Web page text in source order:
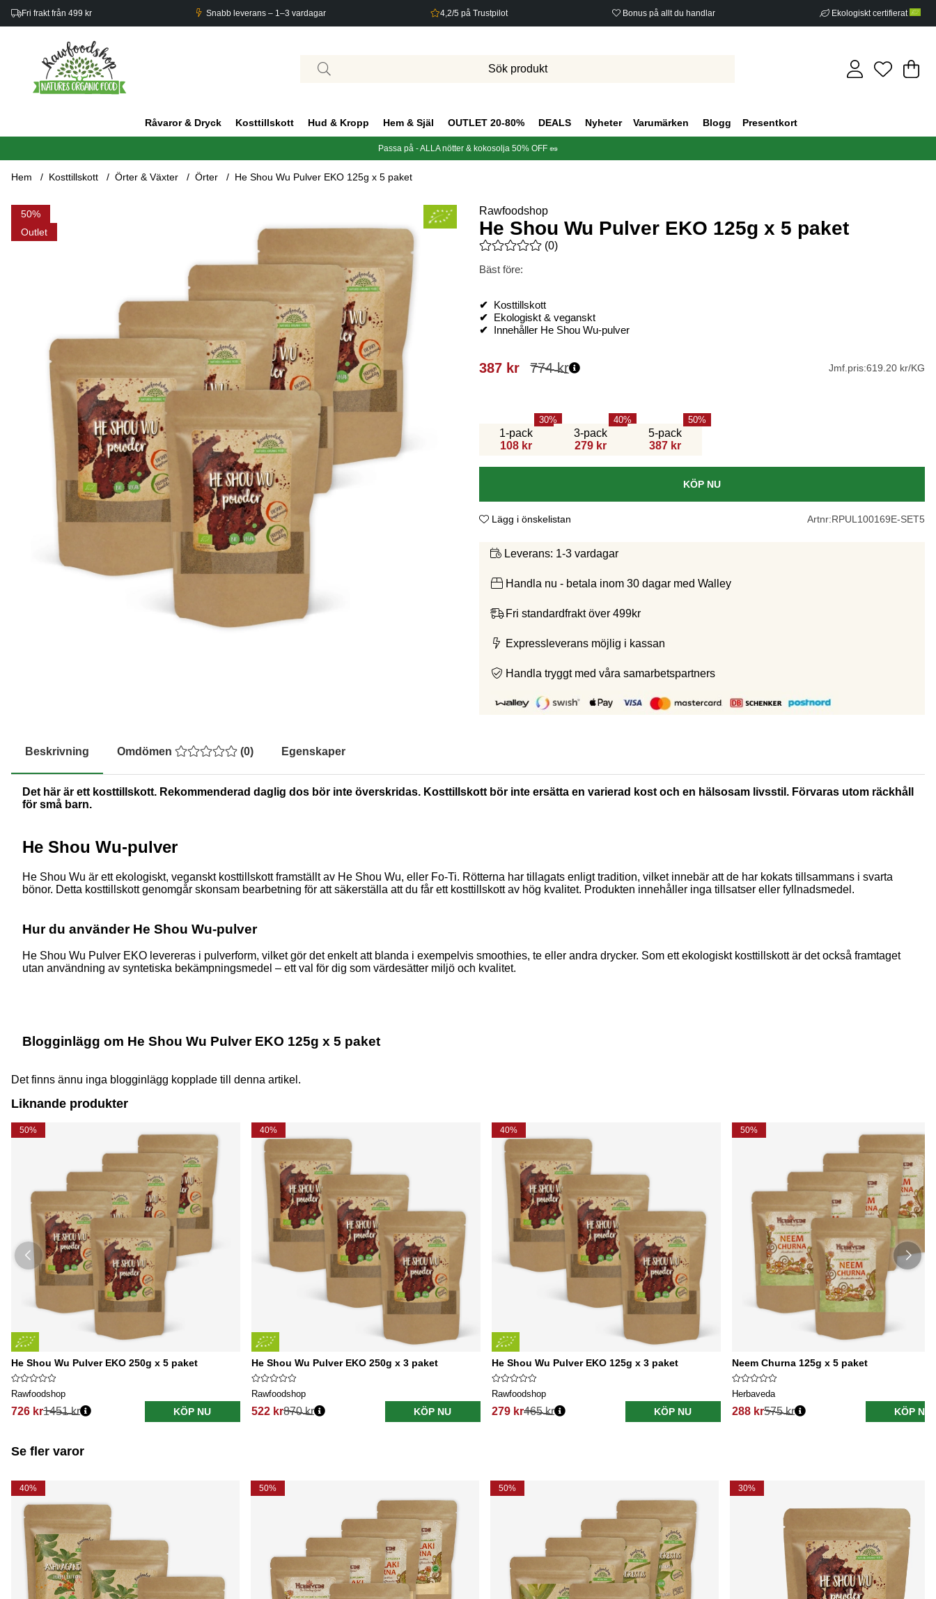
Fri frakt från 499 kr Snabb leverans – 1–3 vardagar 4,2/5 på Trustpilot Bonus på allt du handlar Ekologiskt certifierat
.
Råvaror & Dryck Kosttillskott Hud & Kropp Hem & Själ OUTLET 20-80% DEALS Nyheter Varumärken Blogg Presentkort
Passa på - ALLA nötter & kokosolja 50% OFF 🥜
Hem Kosttillskott Örter & Växter Örter He Shou Wu Pulver EKO 125g x 5 paket
50
Outlet
Produktbilder He Shou Wu Pulver EKO 125g x 5 paket Rawfoodshop
He Shou Wu Pulver EKO 125g x 5 paket
Medelbetyg 0 av 5 Antal betyg 0
(0)
Bäst före:
✔
Kosttillskott
✔
Ekologiskt & veganskt
✔
Innehåller He Shou Wu-pulver
774kr
387 kr Jmf.pris:619.20 kr/KG
1-pack
108 kr
30
3-pack
279 kr
40
5-pack
387 kr
50
KÖP NU
Lägg i önskelistan Artnr:RPUL100169E-SET5
Leverans: 1-3 vardagar
Handla nu - betala inom 30 dagar med Walley
Fri standardfrakt över 499kr
Expressleverans möjlig i kassan
Handla tryggt med våra samarbetspartners
Beskrivning Omdömen (0) Egenskaper
Det här är ett kosttillskott. Rekommenderad daglig dos bör inte överskridas. Kosttillskott bör inte ersätta en varierad kost och en hälsosam livsstil. Förvaras utom räckhåll
för små barn.
He Shou Wu-pulver
He Shou Wu är ett ekologiskt, veganskt kosttillskott framställt av He Shou Wu, eller Fo-Ti. Rötterna har tillagats enligt tradition, vilket innebär att de har kokats tillsammans i svarta
bönor. Detta kosttillskott genomgår skonsam bearbetning för att säkerställa att du får ett kosttillskott av hög kvalitet. Produkten innehåller inga tillsatser eller fyllnadsmedel.
Hur du använder He Shou Wu-pulver
He Shou Wu Pulver EKO levereras i pulverform, vilket gör det enkelt att blanda i exempelvis smoothies, te eller andra drycker. Som ett ekologiskt kosttillskott är det också framtaget
utan användning av syntetiska bekämpningsmedel – ett val för dig som värdesätter miljö och kvalitet.
Blogginlägg om He Shou Wu Pulver EKO 125g x 5 paket
Det finns ännu inga blogginlägg kopplade till denna artikel.
Liknande produkter
50%
He Shou Wu Pulver EKO 250g x 5 paket
Rawfoodshop
726 kr1451 kr KÖP NU
40%
He Shou Wu Pulver EKO 250g x 3 paket
Rawfoodshop
522 kr870 kr KÖP NU
40%
He Shou Wu Pulver EKO 125g x 3 paket
Rawfoodshop
279 kr465 kr KÖP NU
50%
Neem Churna 125g x 5 paket
Herbaveda
288 kr575 kr KÖP NU
Se fler varor
40% 50% 50% 30%